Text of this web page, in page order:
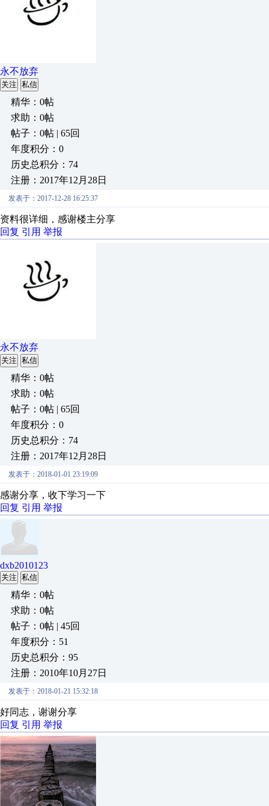
永不放弃
关注 私信
精华：0帖
求助：0帖
帖子：0帖 | 65回
年度积分：0
历史总积分：74
注册：2017年12月28日
发表于：2017-12-28 16:25:37
资料很详细，感谢楼主分享
回复 引用 举报
永不放弃
关注 私信
精华：0帖
求助：0帖
帖子：0帖 | 65回
年度积分：0
历史总积分：74
注册：2017年12月28日
发表于：2018-01-01 23:19:09
感谢分享，收下学习一下
回复 引用 举报
dxb2010123
关注 私信
精华：0帖
求助：0帖
帖子：0帖 | 45回
年度积分：51
历史总积分：95
注册：2010年10月27日
发表于：2018-01-21 15:32:18
好同志，谢谢分享
回复 引用 举报